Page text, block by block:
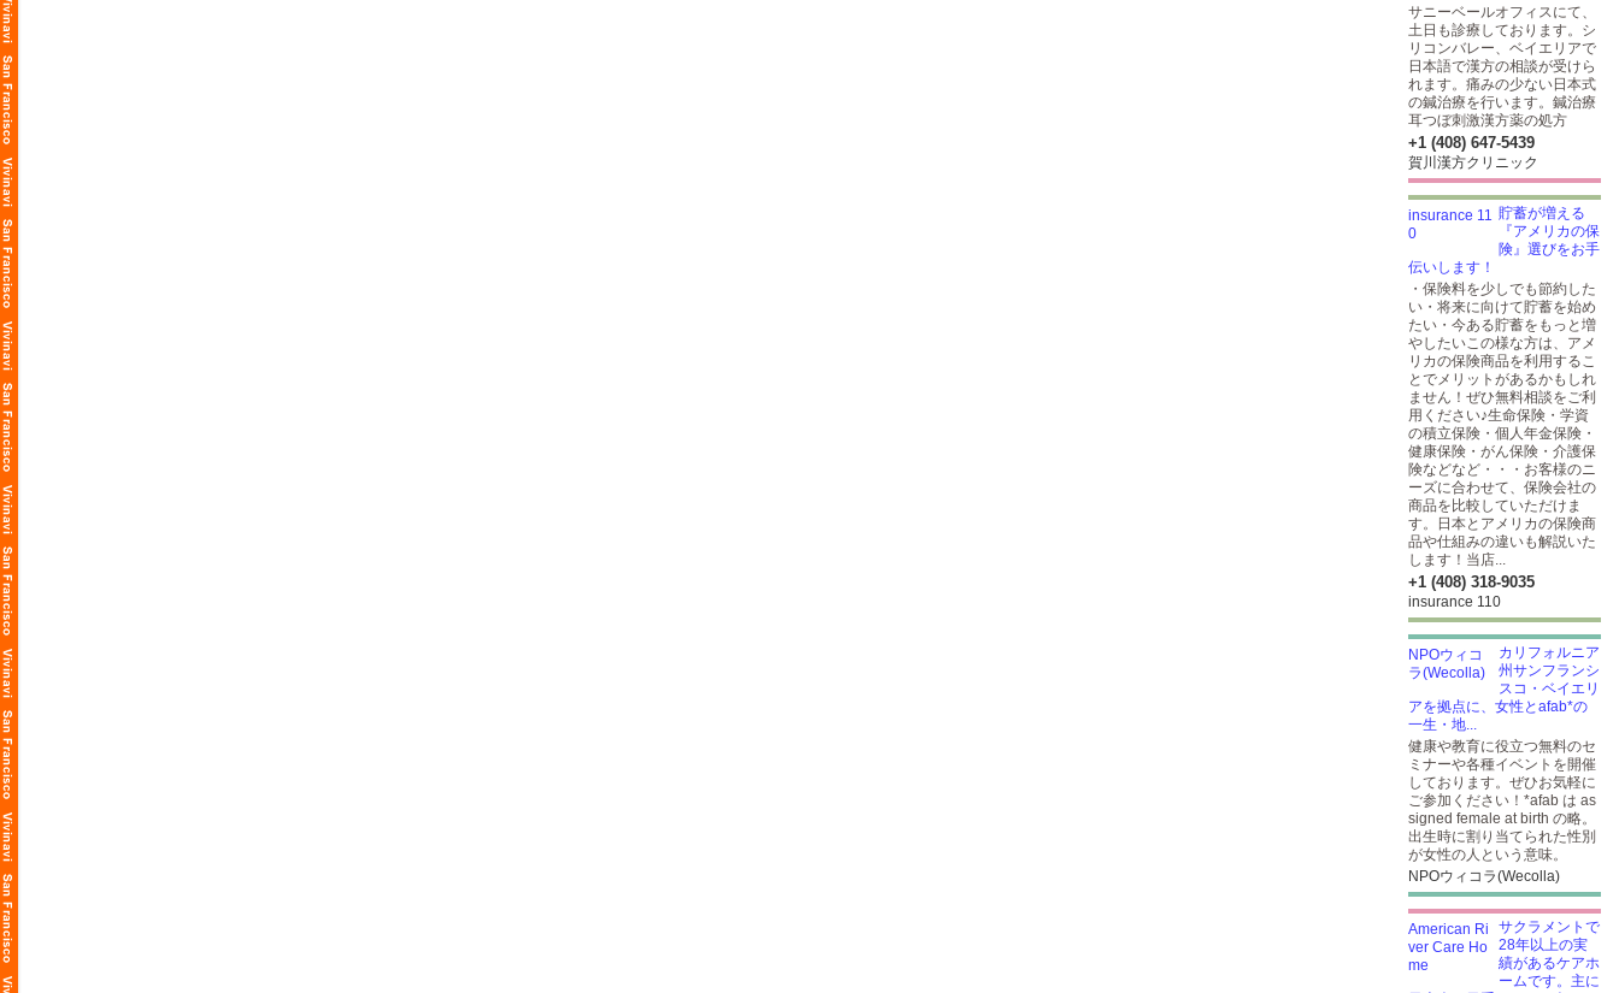
サニーベールオフィスにて、
土日も診療しております。シ
リコンバレー、ベイエリアで
日本語で漢方の相談が受けら
れます。痛みの少ない日本式
の鍼治療を行います。鍼治療
耳つぼ刺激漢方薬の処方
+1 (408) 647-5439
賀川漢方クリニック
貯蓄が増える
『アメリカの保
険』選びをお手
伝いします！
・保険料を少しでも節約した
い・将来に向けて貯蓄を始め
たい・今ある貯蓄をもっと増
やしたいこの様な方は、アメ
リカの保険商品を利用するこ
とでメリットがあるかもしれ
ません！ぜひ無料相談をご利
用ください♪生命保険・学資
の積立保険・個人年金保険・
健康保険・がん保険・介護保
険などなど・・・お客様のニ
ーズに合わせて、保険会社の
商品を比較していただけま
す。日本とアメリカの保険商
品や仕組みの違いも解説いた
します！当店...
+1 (408) 318-9035
insurance 110
カリフォルニア
州サンフランシ
スコ・ベイエリ
アを拠点に、女性とafab*の
一生・地...
健康や教育に役立つ無料のセ
ミナーや各種イベントを開催
しております。ぜひお気軽に
ご参加ください！*afab は as
signed female at birth の略。
出生時に割り当てられた性別
が女性の人という意味。
NPOウィコラ(Wecolla)
サクラメントで
28年以上の実
績があるケアホ
ームです。主に